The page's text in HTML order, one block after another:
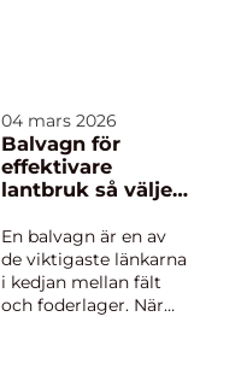
besö...
04 mars 2026
Balvagn för
effektivare
lantbruk så väljer
En balvagn är en av
de viktigaste länkarna
i kedjan mellan fält
och foderlager. När